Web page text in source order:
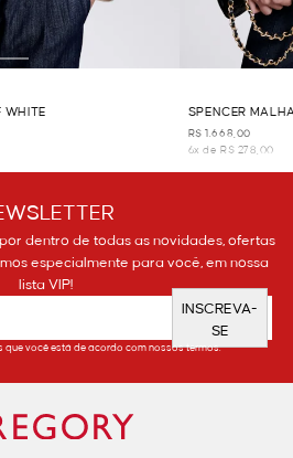
WHITE SPENCER
R$ 1.668,00
6x de R$ 278,00
dentro de todas as novidades, ofertas
especialmente para você, em nossa
lista VIP!
INSCREVA-
SE
que você está de acordo com nossos termos.